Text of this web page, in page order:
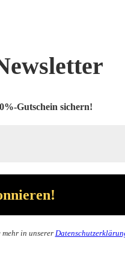
Gutschein sichern!
mehr in unserer